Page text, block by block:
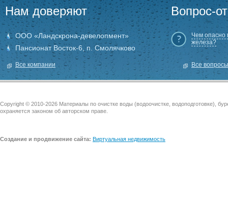
Нам доверяют
ООО «Ландскрона-девелопмент»
Пансионат Восток-6, п. Смолячково
Все компании
Вопрос-
Чем опасно
железа?
Все вопросы
Copyright © 2010-2026 Материалы по очистке воды (водоочистке, водоподготовке),
охраняется законом об авторском праве.
Создание и продвижение сайта: Виртуальная недвижимость